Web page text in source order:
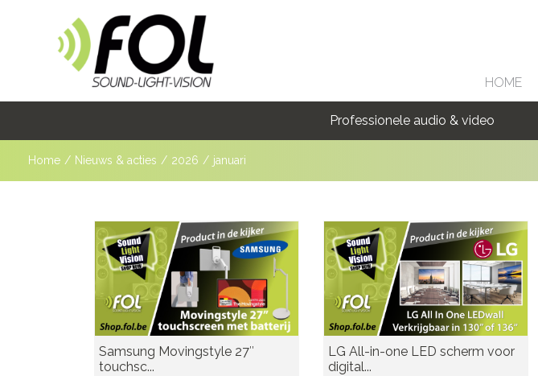
HOME
Professionele audio & video
Home / Nieuws & acties / 2026 / januari
Samsung Movingstyle 27″
touchsc...
LG All-in-one LED scherm voor
digital...